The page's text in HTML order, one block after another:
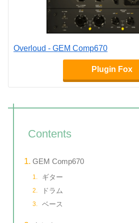
Overloud - GEM Comp670
Plugin Fox
Contents
GEM Comp670
ギター
ドラム
ベース